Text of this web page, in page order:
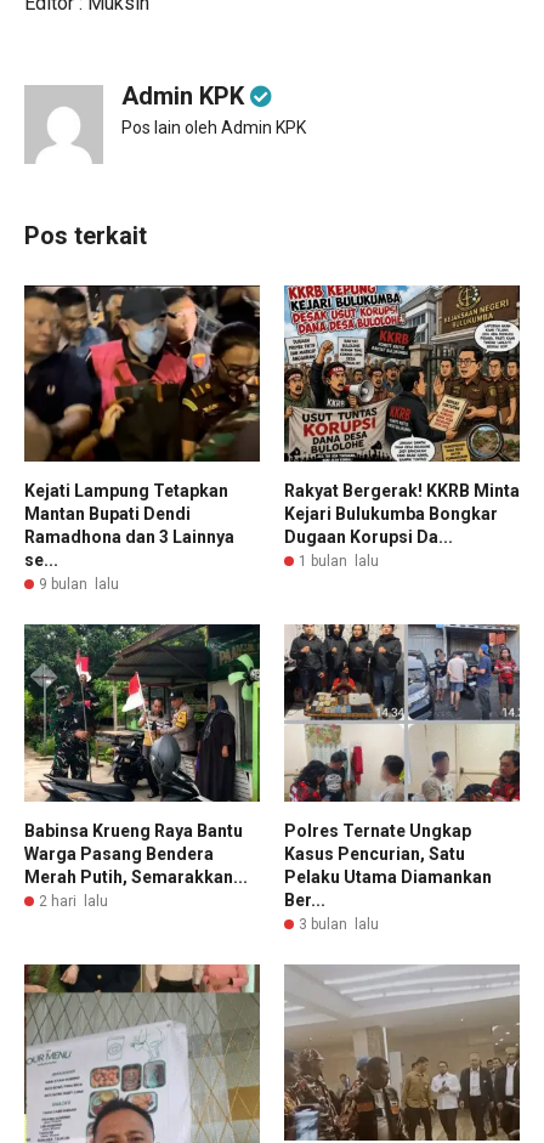
Admin KPK
Pos lain oleh Admin KPK
Pos terkait
Kejati Lampung Tetapkan
Mantan Bupati Dendi
Ramadhona dan 3 Lainnya
se...
9 bulan lalu
Rakyat Bergerak! KKRB Minta
Kejari Bulukumba Bongkar
Dugaan Korupsi Da...
1 bulan lalu
Babinsa Krueng Raya Bantu
Warga Pasang Bendera
Merah Putih, Semarakkan...
2 hari lalu
Polres Ternate Ungkap
Kasus Pencurian, Satu
Pelaku Utama Diamankan
Ber...
3 bulan lalu